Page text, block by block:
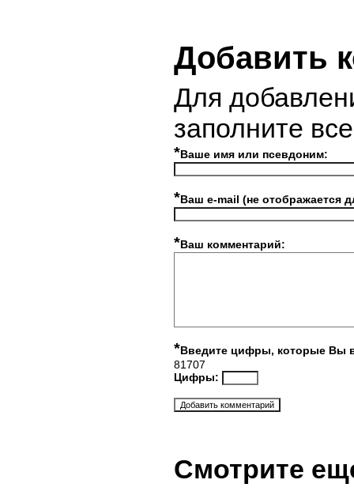
Добавить
Для
заполните
*Ваше имя или псевдоним:
*Ваш e-mail (не отображается
*Ваш комментарий:
*Введите цифры, которые Вы
81707
Цифры:
Смотрите